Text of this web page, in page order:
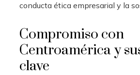
conducta ética empresarial y la
Compromiso con
Centroamérica y
clave